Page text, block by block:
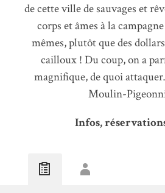
de cette ville de sauvages et
corps et âmes à la
mêmes, plutôt que des
cailloux ! Du coup, on a
magnifique, de quoi
Moulin-
Infos,